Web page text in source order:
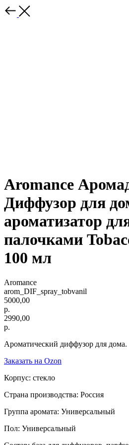
Aromance
Диффузор для
ароматизатор
палочками
100 мл
Aromance
arom_DIF_spray_tobvаnil
5000,00
р.
2990,00
р.
Ароматический диффузор для дома.
Заказать на Ozon
Корпус: стекло
Страна производства: Россия
Группа аромата: Универсальный
Пол: Универсальный